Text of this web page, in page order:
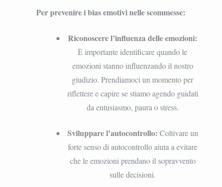
Per prevenire i bias emotivi nelle scommesse:
Riconoscere l’influenza delle emozioni:
È importante identificare quando le
emozioni stanno influenzando il nostro
giudizio. Prendiamoci un momento per
riflettere e capire se stiamo agendo guidati
da entusiasmo, paura o stress.
Sviluppare l’autocontrollo: Coltivare un
forte senso di autocontrollo aiuta a evitare
che le emozioni prendano il sopravvento
sulle decisioni.